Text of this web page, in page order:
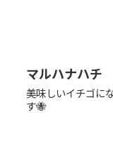
マルハナハチ
美味しいイチゴに
す🐝